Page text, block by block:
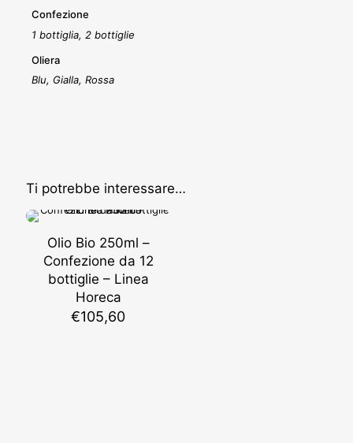
Confezione
1 bottiglia, 2 bottiglie
Oliera
Blu, Gialla, Rossa
Ti potrebbe interessare…
Olio Bio 250ml –
Confezione da 12
bottiglie – Linea
Horeca
€105,60